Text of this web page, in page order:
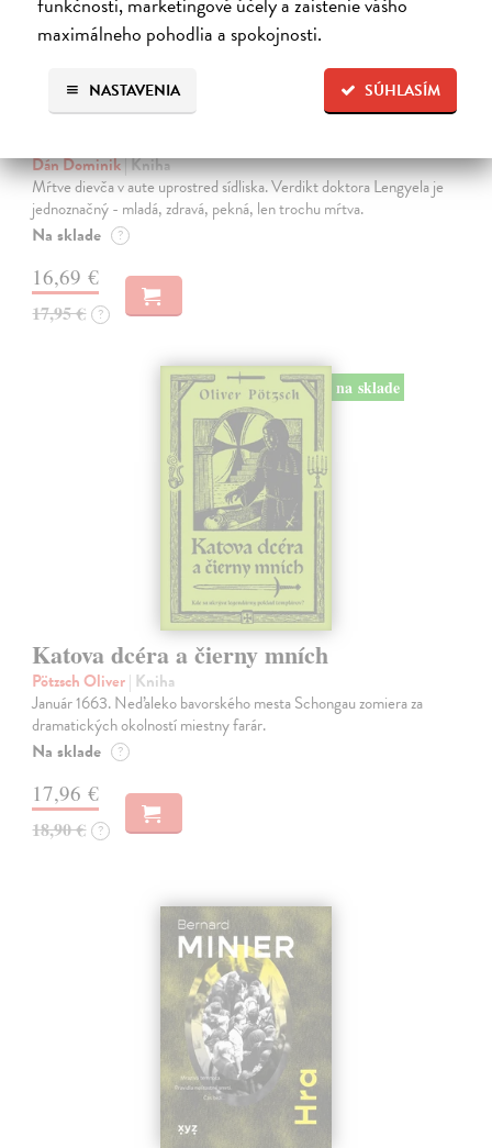
maximálneho pohodlia a spokojnosti.
SÚHLASÍM
NASTAVENIA
Dán Dominik| Kniha
Mŕtve dievča v aute uprostred sídliska. Verdikt doktora Lengyela je
jednoznačný - mladá, zdravá, pekná, len trochu mŕtva.
Na sklade ?
16,69 €
17,95 € ?
na sklade
Katova dcéra a čierny mních
Pötzsch Oliver| Kniha
Január 1663. Neďaleko bavorského mesta Schongau zomiera za
dramatických okolností miestny farár.
Na sklade ?
17,96 €
18,90 € ?